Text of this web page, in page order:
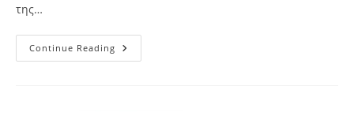
της…
Continue Reading ENVI
–